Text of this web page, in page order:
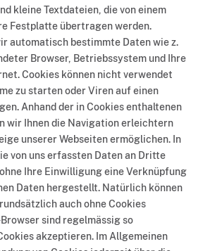
kleine Textdateien, die von einem
Festplatte übertragen werden.
automatisch bestimmte Daten wie z.
Browser, Betriebssystem und Ihre
Cookies können nicht verwendet
zu starten oder Viren auf einen
Anhand der in Cookies enthaltenen
wir Ihnen die Navigation erleichtern
unserer Webseiten ermöglichen. In
von uns erfassten Daten an Dritte
Ihre Einwilligung eine Verknüpfung
Daten hergestellt. Natürlich können
auch ohne Cookies
sind regelmässig so
akzeptieren. Im Allgemeinen